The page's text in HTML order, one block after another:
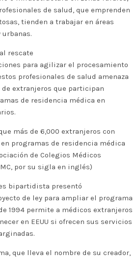
de salud, que emprenden
tienden a trabajar en áreas
rescate
para agilizar el procesamiento
profesionales de salud amenaza
extranjeros que participan
de residencia médica en
más de 6,000 extranjeros con
en programas de residencia médica
de Colegios Médicos
por su sigla en inglés)
bipartidista presentó
de ley para ampliar el programa
1994 permite a médicos extranjeros
en EEUU si ofrecen sus servicios
que lleva el nombre de su creador,